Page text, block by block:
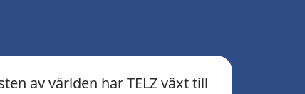
av världen har TELZ växt till